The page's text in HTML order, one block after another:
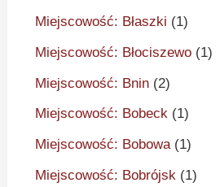
Miejscowość: Błaszki (1)
Miejscowość: Błociszewo (1)
Miejscowość: Bnin (2)
Miejscowość: Bobeck (1)
Miejscowość: Bobowa(1)
Miejscowość: Bobrójsk (1)